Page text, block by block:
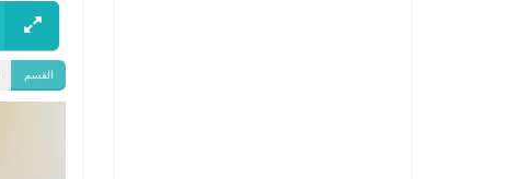
القسم